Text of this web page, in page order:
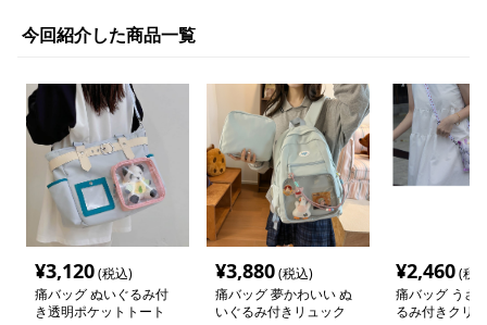
今回紹介した商品一覧
¥3,120(税込)
痛バッグ ぬいぐるみ付
き透明ポケットトート
¥3,880(税込)
痛バッグ 夢かわいい ぬ
いぐるみ付きリュック
¥2,460(税
痛バッグ うさ
るみ付きクリ